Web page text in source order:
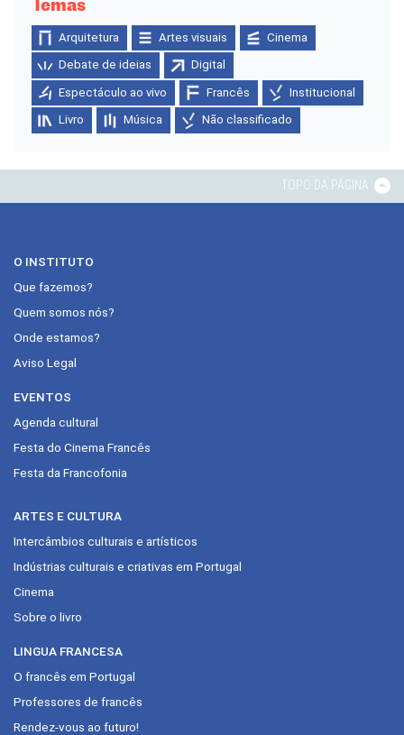
Arquitetura Artes visuais Cinema
Debate de ideias Digital
Espectáculo ao vivo Francês Institucional
Livro Música Não classificado
TOPO DA PÁGINA
O INSTITUTO
Que fazemos?
Quem somos nós?
Onde estamos?
Aviso Legal
EVENTOS
Agenda cultural
Festa do Cinema Francês
Festa da Francofonia
ARTES E CULTURA
Intercâmbios culturais e artísticos
Indústrias culturais e criativas em Portugal
Cinema
Sobre o livro
LINGUA FRANCESA
O francês em Portugal
Professores de francês
Rendez-vous ao futuro!